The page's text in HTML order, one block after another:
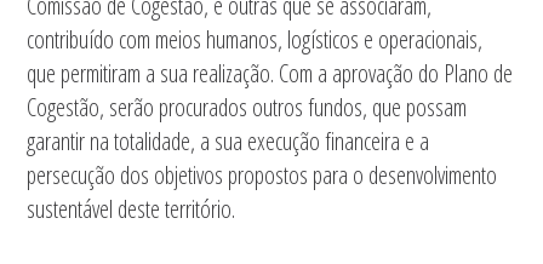
contribuído com meios humanos, logísticos e operacionais,
que permitiram a sua realização. Com a aprovação do Plano de
Cogestão, serão procurados outros fundos, que possam
garantir na totalidade, a sua execução financeira e a
persecução dos objetivos propostos para o desenvolvimento
sustentável deste território.